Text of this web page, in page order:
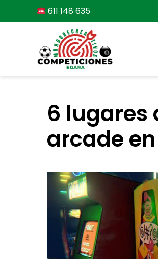
al
611 148 635
6 lugares
arcade